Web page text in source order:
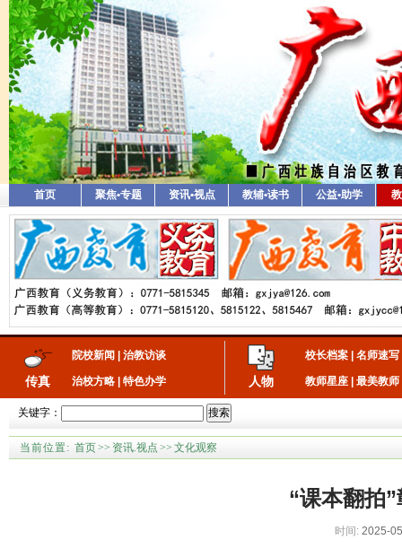
首页 聚焦•专题 资讯•视点 教辅•读书 公益•助学
传真
院校新闻 治教访谈
治校方略 特色办学 人物
校长档案 名师速写
教师星座 最美教师
关键字： 搜索
当前位置: 首页>> 资讯.视点 >> 文化观察
“课本翻拍
时间: 2025-